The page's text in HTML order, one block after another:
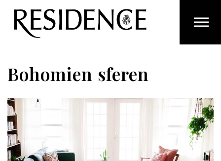
Overslaan en ga direct naar de inhoud
Bohomien sferen